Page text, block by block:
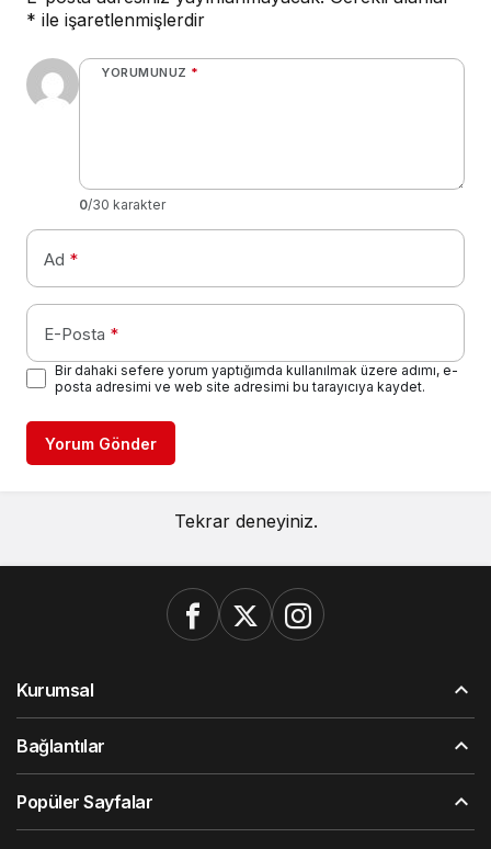
* ile işaretlenmişlerdir
YORUMUNUZ *
0/30 karakter
Ad *
E-Posta *
Bir dahaki sefere yorum yaptığımda kullanılmak üzere adımı, e-
posta adresimi ve web site adresimi bu tarayıcıya kaydet.
Yorum Gönder
Tekrar deneyiniz.
Kurumsal
Bağlantılar
Popüler Sayfalar